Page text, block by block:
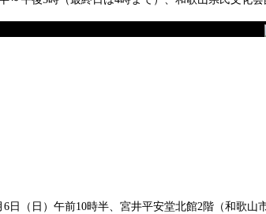
日（日）午前10時半、宮井平安堂北館2階（和歌